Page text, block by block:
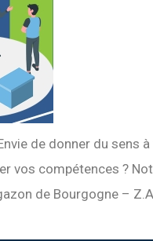
de donner du sens
vos compétences ?
de Bourgogne –